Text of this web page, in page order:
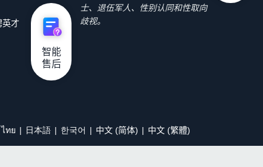
英才
士、退伍军人、性别认同和性取向
歧视。
ไทย 日本語 한국어 中文 (简体) 中文 (繁體)
智能
售后